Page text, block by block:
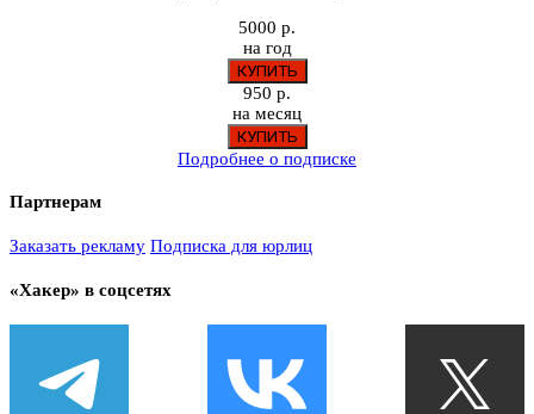
5000 р.
на год
950 р.
на месяц
Подробнее о подписке
Партнерам
Заказать рекламу Подписка для юрлиц
«Хакер» в соцсетях